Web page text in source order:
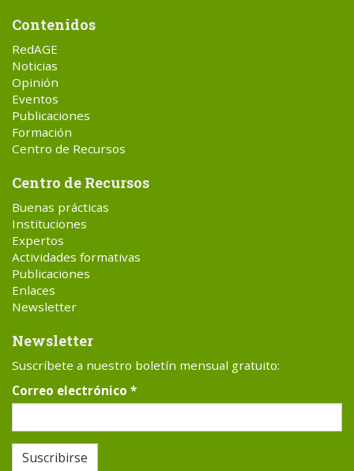
Contenidos
RedAGE
Noticias
Opinión
Eventos
Publicaciones
Formación
Centro de Recursos
Centro de Recursos
Buenas prácticas
Instituciones
Expertos
Actividades formativas
Publicaciones
Enlaces
Newsletter
Newsletter
Suscríbete a nuestro boletín mensual gratuito:
Correo electrónico *
Suscribirse